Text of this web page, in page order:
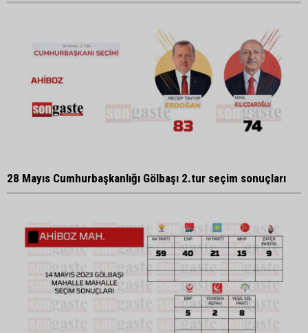
28 Mayıs Cumhurbaşkanlığı Gölbaşı 2.tur seçim sonuçları